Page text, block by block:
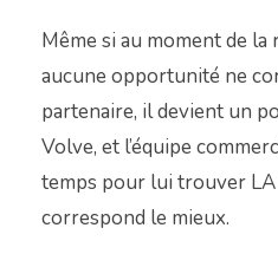
Même si au moment de
aucune opportunité ne
partenaire, il devient un
Volve, et l’équipe
temps pour lui trouver
correspond le mieux.